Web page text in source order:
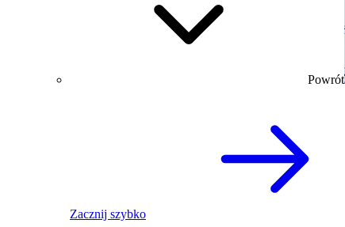
Powrót
Zacznij szybko